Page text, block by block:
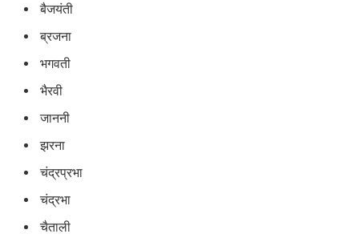
बैजयंती
ब्रजना
भगवती
भैरवी
जाननी
झरना
चंद्रप्रभा
चंद्रभा
चैताली